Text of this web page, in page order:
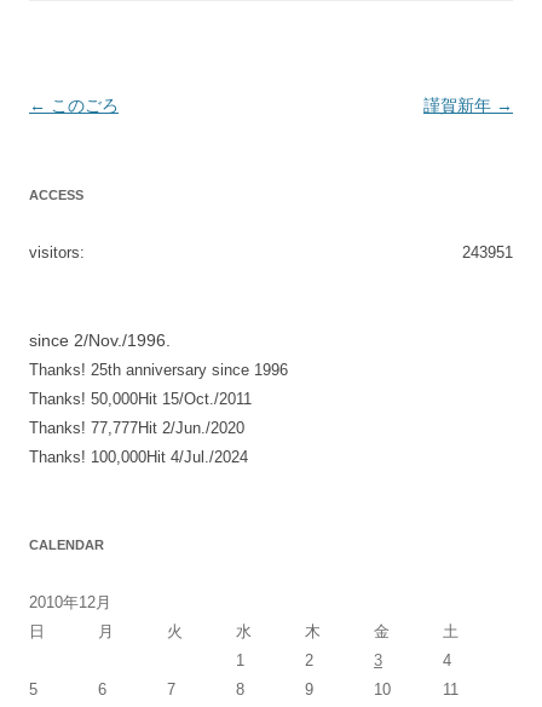
投
ョ
ン
← このごろ 謹賀新年 →
ACCESS
243951
visitors:
since 2/Nov./1996.
Thanks! 25th anniversary since 1996
Thanks! 50,000Hit 15/Oct./2011
Thanks! 77,777Hit 2/Jun./2020
Thanks! 100,000Hit 4/Jul./2024
CALENDAR
2010年12月
日
月 火 水 木 金
土
1
2 3
4
5
6 7 8 9 10
11